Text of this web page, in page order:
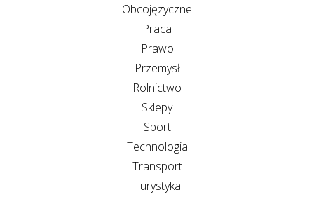
Obcojęzyczne
Praca
Prawo
Przemysł
Rolnictwo
Sklepy
Sport
Technologia
Transport
Turystyka